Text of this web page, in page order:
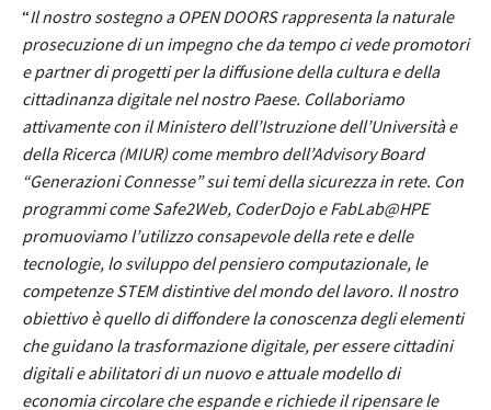
“Il nostro sostegno a OPEN DOORS rappresenta la naturale
prosecuzione di un impegno che da tempo ci vede promotori
e partner di progetti per la diffusione della cultura e della
cittadinanza digitale nel nostro Paese. Collaboriamo
attivamente con il Ministero dell’Istruzione dell’Università e
della Ricerca (MIUR) come membro dell’Advisory Board
“Generazioni Connesse” sui temi della sicurezza in rete. Con
programmi come Safe2Web, CoderDojo e FabLab@HPE
promuoviamo l’utilizzo consapevole della rete e delle
tecnologie, lo sviluppo del pensiero computazionale, le
competenze STEM distintive del mondo del lavoro. Il nostro
obiettivo è quello di diffondere la conoscenza degli elementi
che guidano la trasformazione digitale, per essere cittadini
digitali e abilitatori di un nuovo e attuale modello di
economia circolare che espande e richiede il ripensare le